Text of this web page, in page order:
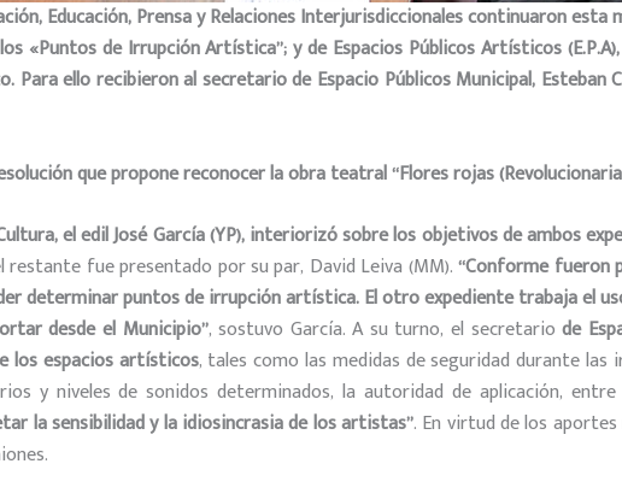
Educación, Prensa y Relaciones Interjurisdiccionales continuaron esta
«Puntos de Irrupción Artística”; y de Espacios Públicos Artísticos (E.P.A),
ello recibieron al secretario de Espacio Públicos Municipal, Esteban
que propone reconocerla obra teatral “Flores rojas (Revolucionarias
el edil José García (YP), interiorizó sobre los objetivos de ambos
restante fue presentado por su par, David Leiva (MM).“Conforme fueron
determinar puntos de irrupción artística. El otro expediente trabaja el
desde el Municipio”, sostuvo García. A su turno, el secretariode
los espacios artísticos, tales como las medidas de seguridad durante
y niveles de sonidos determinados, la autoridad de aplicación,
la sensibilidad y la idiosincrasia de los artistas”. En virtud de los